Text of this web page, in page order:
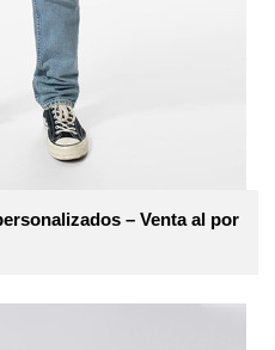
– Venta al por